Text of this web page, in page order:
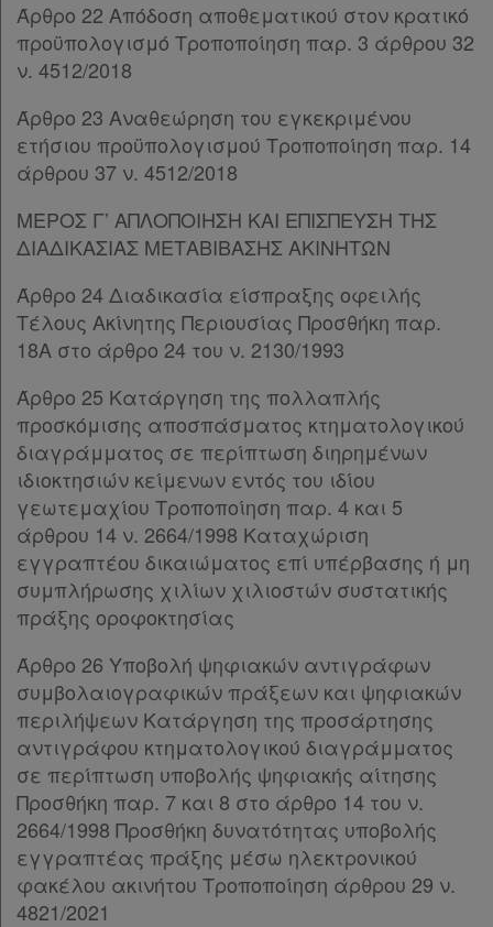
πακέτα
Παροχές
σε
συνδρομητές
συνδρομητές
Τα
αγαπημένα
μου
Οι
σημειώσεις
μου
Ψάχνω
και
δε
βρίσκω
Άρθρο 22 Απόδοση αποθεματικού στον κρατικό
προϋπολογισμό Τροποποίηση παρ. 3 άρθρου 32
ν. 4512/2018
Άρθρο 23 Αναθεώρηση του εγκεκριμένου
ετήσιου προϋπολογισμού Τροποποίηση παρ. 14
άρθρου 37 ν. 4512/2018
ΜΕΡΟΣ Γ’ ΑΠΛΟΠΟΙΗΣΗ ΚΑΙ ΕΠΙΣΠΕΥΣΗ ΤΗΣ
ΔΙΑΔΙΚΑΣΙΑΣ ΜΕΤΑΒΙΒΑΣΗΣ ΑΚΙΝΗΤΩΝ
Άρθρο 24 Διαδικασία είσπραξης οφειλής
Τέλους Ακίνητης Περιουσίας Προσθήκη παρ.
18Α στο άρθρο 24 του ν. 2130/1993
Άρθρο 25 Κατάργηση της πολλαπλής
προσκόμισης αποσπάσματος κτηματολογικού
διαγράμματος σε περίπτωση διηρημένων
ιδιοκτησιών κείμενων εντός του ιδίου
γεωτεμαχίου Τροποποίηση παρ. 4 και 5
άρθρου 14 ν. 2664/1998 Καταχώριση
εγγραπτέου δικαιώματος επί υπέρβασης ή μη
συμπλήρωσης χιλίων χιλιοστών συστατικής
πράξης οροφοκτησίας
Άρθρο 26 Υποβολή ψηφιακών αντιγράφων
συμβολαιογραφικών πράξεων και ψηφιακών
περιλήψεων Κατάργηση της προσάρτησης
αντιγράφου κτηματολογικού διαγράμματος
σε περίπτωση υποβολής ψηφιακής αίτησης
Προσθήκη παρ. 7 και 8 στο άρθρο 14 του ν.
2664/1998 Προσθήκη δυνατότητας υποβολής
εγγραπτέας πράξης μέσω ηλεκτρονικού
φακέλου ακινήτου Τροποποίηση άρθρου 29 ν.
4821/2021